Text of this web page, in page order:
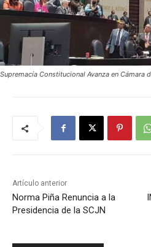
Supremacía Constitucional Avanza en Cámara
Artículo anterior
Norma Piña Renuncia a la
Presidencia de la SCJN